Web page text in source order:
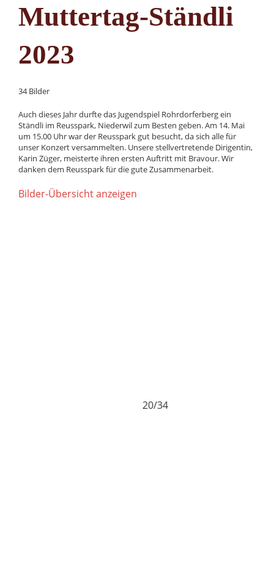
Muttertag-Ständli
2023
34 Bilder
Auch dieses Jahr durfte das Jugendspiel Rohrdorferberg ein
Ständli im Reusspark, Niederwil zum Besten geben. Am 14. Mai
um 15.00 Uhr war der Reusspark gut besucht, da sich alle für
unser Konzert versammelten. Unsere stellvertretende Dirigentin,
Karin Züger, meisterte ihren ersten Auftritt mit Bravour. Wir
danken dem Reusspark für die gute Zusammenarbeit.
Bilder-Übersicht anzeigen